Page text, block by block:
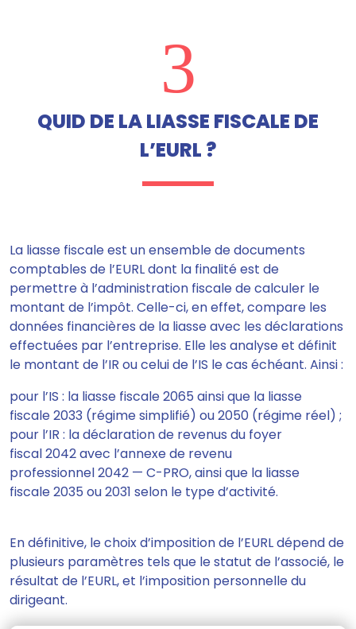
3
QUID DE LA LIASSE FISCALE DE
L’EURL ?
La liasse fiscale est un ensemble de documents
comptables de l’EURL dont la finalité est de
permettre à l’administration fiscale de calculer le
montant de l’impôt. Celle-ci, en effet, compare les
données financières de la liasse avec les déclarations
effectuées par l’entreprise. Elle les analyse et définit
le montant de l’IR ou celui de l’IS le cas échéant. Ainsi :
pour l’IS : la liasse fiscale 2065 ainsi que la liasse
fiscale 2033 (régime simplifié) ou 2050 (régime réel) ;
pour l’IR : la déclaration de revenus du foyer
fiscal 2042 avec l’annexe de revenu
professionnel 2042 — C-PRO, ainsi que la liasse
fiscale 2035 ou 2031 selon le type d’activité.
En définitive, le choix d’imposition de l’EURL dépend de
plusieurs paramètres tels que le statut de l’associé, le
résultat de l’EURL, et l’imposition personnelle du
dirigeant.